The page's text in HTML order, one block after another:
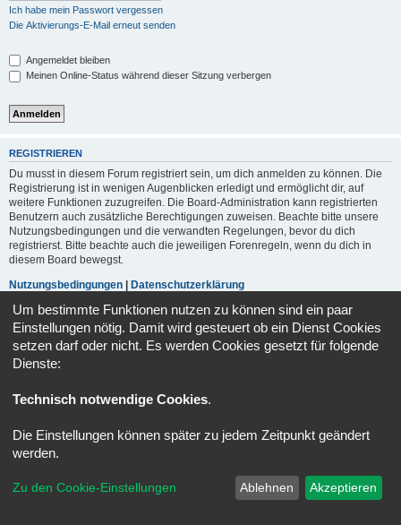
Ich habe mein Passwort vergessen
Die Aktivierungs-E-Mail erneut senden
Angemeldet bleiben
Meinen Online-Status während dieser Sitzung verbergen
REGISTRIEREN
Du musst in diesem Forum registriert sein, um dich anmelden zu können. Die
Registrierung ist in wenigen Augenblicken erledigt und ermöglicht dir, auf
weitere Funktionen zuzugreifen. Die Board-Administration kann registrierten
Benutzern auch zusätzliche Berechtigungen zuweisen. Beachte bitte unsere
Nutzungsbedingungen und die verwandten Regelungen, bevor du dich
registrierst. Bitte beachte auch die jeweiligen Forenregeln, wenn du dich in
diesem Board bewegst.
Nutzungsbedingungen
Datenschutzerklärung
Registrieren
Powered byphpBB ® Forum Software © phpBB Limited
Datenschutz|Nutzungsbedingungen
Um bestimmte Funktionen nutzen zu können sind ein paar
Einstellungen nötig. Damit wird gesteuert ob ein Dienst Cookies
setzen darf oder nicht. Es werden Cookies gesetzt für folgende
Dienste:
Technisch notwendige Cookies.
Die Einstellungen können später zu jedem Zeitpunkt geändert
werden.
Zu den Cookie-Einstellungen Ablehnen Akzeptieren